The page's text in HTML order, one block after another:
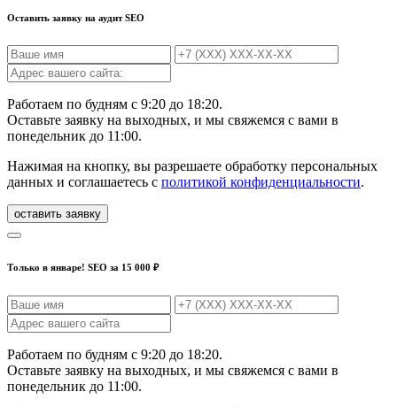
Оставить заявку на аудит SEO
Работаем по будням с 9:20 до 18:20.
Оставьте заявку на выходных, и мы свяжемся с вами в
понедельник до 11:00.
Нажимая на кнопку, вы разрешаете обработку персональных
данных и соглашаетесь с политикой конфиденциальности.
Только в январе! SEO за 15 000 ₽
Работаем по будням с 9:20 до 18:20.
Оставьте заявку на выходных, и мы свяжемся с вами в
понедельник до 11:00.